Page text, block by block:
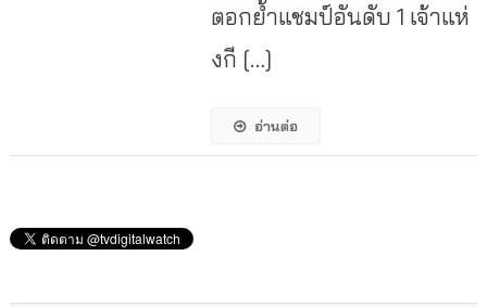
ตอกย้ำแชมป์อันดับ 1 เจ้าแห่
งกี […]
อ่านต่อ